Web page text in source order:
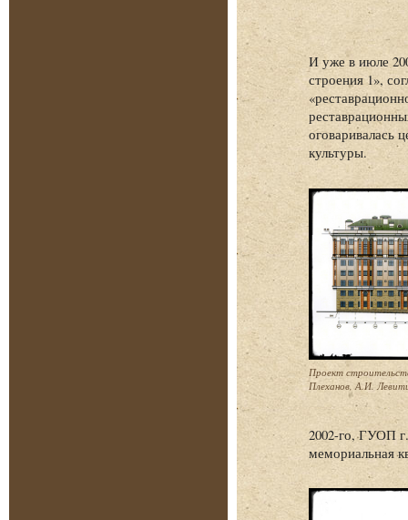
И уже в июле
строения 1»,
оговаривалась
культуры.
Проект
Плеханов, А.И.
2002-го, ГУОП
мемориальная